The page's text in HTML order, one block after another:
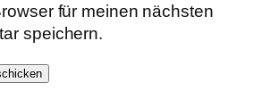
für meinen nächsten
speichern.